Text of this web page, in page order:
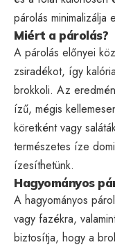
párolás minimalizálja
Miért a párolás?
A párolás előnyei
zsiradékot, így
brokkoli. Az
ízű, mégis
köretként vagy
természetes íze
ízesíthetünk.
Hagyományos
A hagyományos
vagy fazékra,
biztosítja, hogy a